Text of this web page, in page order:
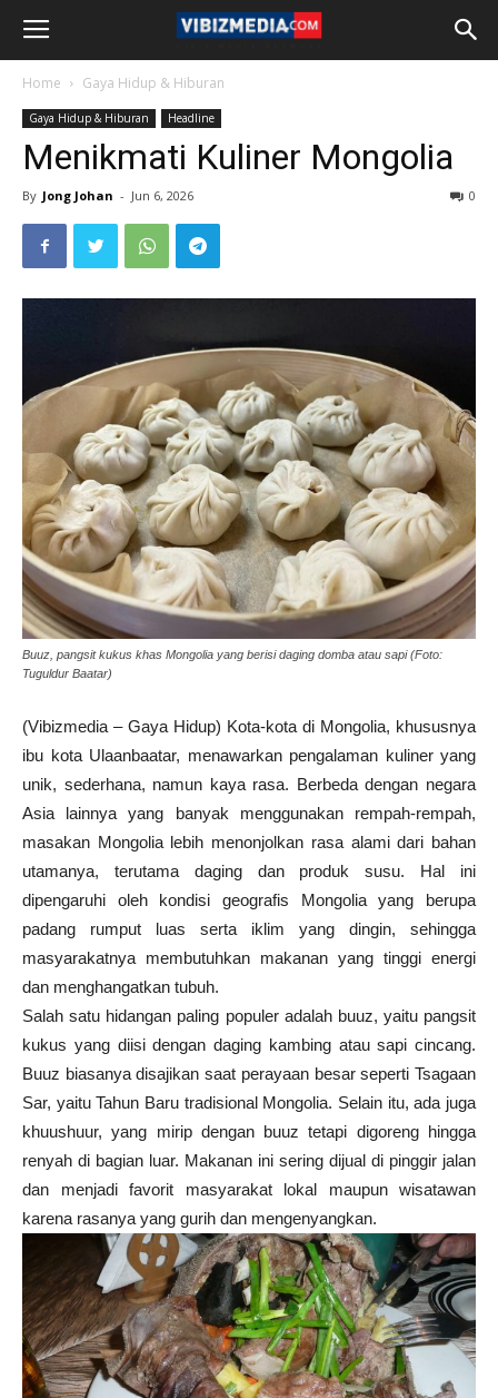
Home Gaya Hidup & Hiburan
Gaya Hidup & Hiburan Headline
Menikmati Kuliner Mongolia
By Jong Johan - Jun 6, 2026 0
Buuz, pangsit kukus khas Mongolia yang berisi daging domba atau sapi (Foto:
Tuguldur Baatar)
(Vibizmedia – Gaya Hidup) Kota-kota di Mongolia, khususnya
ibu kota Ulaanbaatar, menawarkan pengalaman kuliner yang
unik, sederhana, namun kaya rasa. Berbeda dengan negara
Asia lainnya yang banyak menggunakan rempah-rempah,
masakan Mongolia lebih menonjolkan rasa alami dari bahan
utamanya, terutama daging dan produk susu. Hal ini
dipengaruhi oleh kondisi geografis Mongolia yang berupa
padang rumput luas serta iklim yang dingin, sehingga
masyarakatnya membutuhkan makanan yang tinggi energi
dan menghangatkan tubuh.
Salah satu hidangan paling populer adalah buuz, yaitu pangsit
kukus yang diisi dengan daging kambing atau sapi cincang.
Buuz biasanya disajikan saat perayaan besar seperti Tsagaan
Sar, yaitu Tahun Baru tradisional Mongolia. Selain itu, ada juga
khuushuur, yang mirip dengan buuz tetapi digoreng hingga
renyah di bagian luar. Makanan ini sering dijual di pinggir jalan
dan menjadi favorit masyarakat lokal maupun wisatawan
karena rasanya yang gurih dan mengenyangkan.